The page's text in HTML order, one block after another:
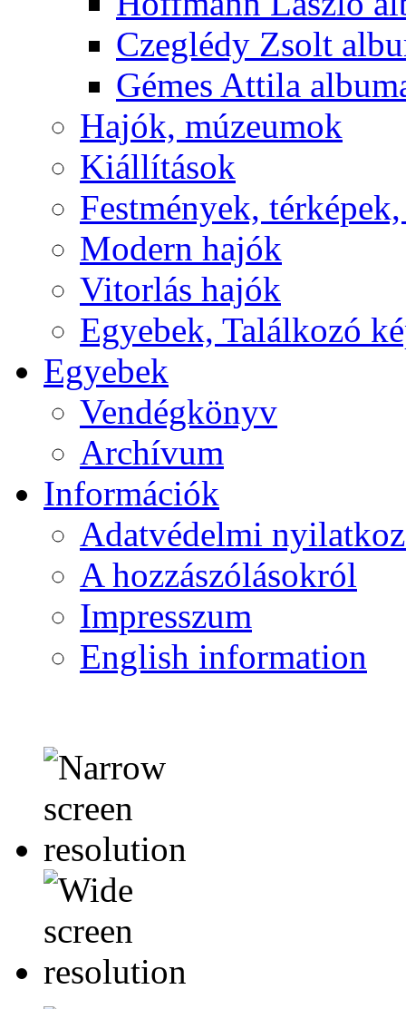
Czeglédy Zsolt
Gémes Attila
Hajók, múzeumok
Kiállítások
Festmények,
Modern hajók
Vitorlás hajók
Egyebek, Találkozó
Egyebek
Vendégkönyv
Archívum
Információk
Adatvédelmi
A hozzászólásokról
Impresszum
English information